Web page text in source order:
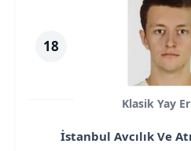
18
Klasik Yay
İstanbul Avcılık Ve